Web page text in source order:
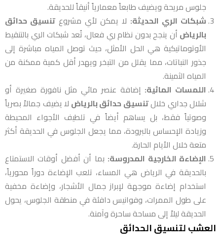
جلوس مريحة ويضيف طابعاً معمارياً أنيقاً للحديقة.
شبكات الري الحديثة: لا يمكن لأي مشروع تنسيق حدائق
بالرياض أن ينجح بدون نظام ري فعال، تُعد شبكات الري بالتنقيط
الأوتوماتيكية هي الحل الأمثل، حيث توصل المياه مباشرة إلى
جذور النباتات، مما يقلل من التبخر ويهدر أقل كمية ممكنة من
المياه الثمينة.
اللمسات المائية: إضافة عنصر مائي مثل نافورة صغيرة أو
شلال جداري خلالتنسيق حدائق بالرياض لا يضيف جمالاً بصرياً
وصوتياً فقط، بل يساهم أيضاً في تلطيف الأجواء المحيطة
وزيادة الإحساس بالبرودة، مما يجعل الجلوس في الحديقة أكثر
متعة خلال الأيام الحارة.
الإضاءة الخارجية المدروسة: بما أن أفضل أوقات الاستمتاع
بالحديقة في الرياض هي المساء، تلعب الإضاءة دوراً محورياً،
استخدام إضاءة موجهة لإبراز جمال الأشجار، وإضاءة مخفية
على طول الممرات، وفوانيس دافئة في منطقة الجلوس، يحول
الحديقة ليلاً إلى مساحة ساحرة وآمنة.
العشب لتنسيق الحدائق